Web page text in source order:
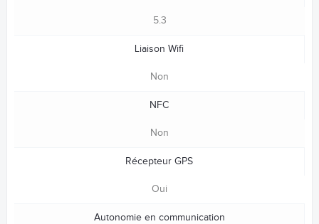
5.3
Liaison Wifi
Non
NFC
Non
Récepteur GPS
Oui
Autonomie en communication